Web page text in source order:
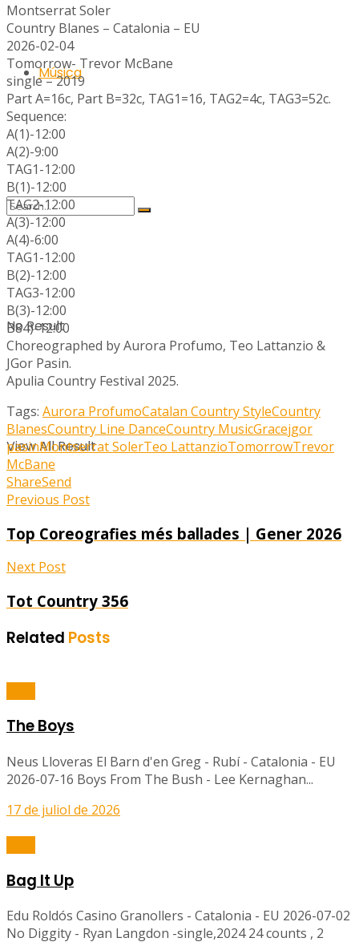
Música
No Result
View All Result
Montserrat Soler
Country Blanes – Catalonia – EU
2026-02-04
Tomorrow- Trevor McBane
single – 2019
Part A=16c, Part B=32c, TAG1=16, TAG2=4c, TAG3=52c.
Sequence:
A(1)-12:00
A(2)-9:00
TAG1-12:00
B(1)-12:00
TAG2-12:00
A(3)-12:00
A(4)-6:00
TAG1-12:00
B(2)-12:00
TAG3-12:00
B(3)-12:00
B84)-12:00
Choreographed by Aurora Profumo, Teo Lattanzio &
JGor Pasin.
Apulia Country Festival 2025.
Tags: Aurora ProfumoCatalan Country StyleCountry
BlanesCountry Line DanceCountry MusicGracejgor
pasinMontserrat SolerTeo LattanzioTomorrowTrevor
McBane
ShareSend
Previous Post
Top Coreografies més ballades | Gener 2026
Next Post
Tot Country 356
Related Posts
The Boys
Neus Lloveras El Barn d'en Greg - Rubí - Catalonia - EU
2026-07-16 Boys From The Bush - Lee Kernaghan...
17 de juliol de 2026
Bag It Up
Edu Roldós Casino Granollers - Catalonia - EU 2026-07-02
No Diggity - Ryan Langdon -single,2024 24 counts , 2